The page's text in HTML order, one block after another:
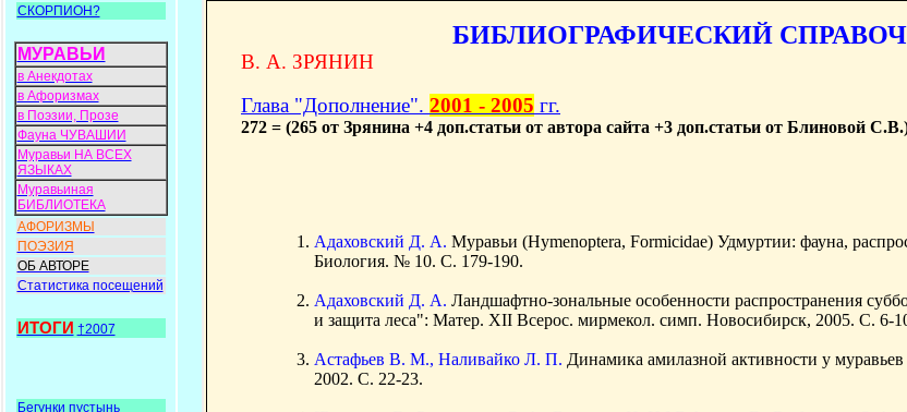
СКОРПИОН?
МУРАВЬИ
в Анекдотах
в Афоризмах
в Поэзии, Прозе
Фауна ЧУВАШИИ
Муравьи НА ВСЕХ
ЯЗЫКАХ
Муравьиная
БИБЛИОТЕКА
АФОРИЗМЫ
ПОЭЗИЯ
ОБ АВТОРЕ
Статистика посещений
ИТОГИ †2007
Бегунки пустынь
БИБЛИОГРАФИЧЕСКИЙ
В. А. ЗРЯНИН
Глава "Дополнение".2001 - 2005 гг.
272 = (265 от Зрянина +4 доп.статьи от автора сайта +3 доп.статьи от Блиновой
Адаховский Д. А. Муравьи (Hymenoptera, Formicidae) Удмуртии: фауна,
Биология. № 10. С. 179-190.
Адаховский Д. А. Ландшафтно-зональные особенности распространения
и защита леса": Матер. XII Всерос. мирмекол. симп. Новосибирск, 2005. С. 6-
Астафьев В. М., Наливайко Л. П. Динамика амилазной активности у
2002. С. 22-23.